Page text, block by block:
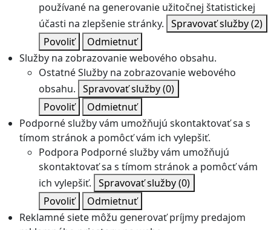
používané na generovanie užitočnej štatistickej
účasti na zlepšenie stránky. Spravovať služby(2)
Povoliť
Odmietnuť
Služby na zobrazovanie webového obsahu.
OstatnéSlužby na zobrazovanie webového
obsahu. Spravovať služby(0)
Povoliť
Odmietnuť
Podporné služby vám umožňujú skontaktovať sa s
tímom stránok a pomôcť vám ich vylepšiť.
Podpora Podporné služby vám umožňujú
skontaktovať sa s tímom stránok a pomôcť vám
ich vylepšiť. Spravovať služby(0)
Povoliť
Odmietnuť
Reklamné siete môžu generovať príjmy predajom